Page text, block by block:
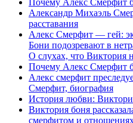
Почему Алекс Смерфит
Александр Михаэль
расставания
Алекс Смерфит — гей:
Бони подозревают в
О слухах, что Виктория
Почему Алекс Смерфит
Алекс смерфит
Смерфит, биография
История любви:
Виктория боня
смерфитом и